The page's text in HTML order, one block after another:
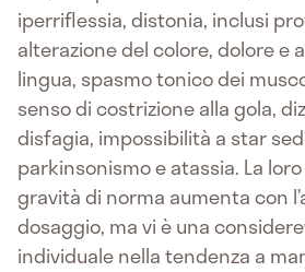
iperriflessia, distonia, inclusi
alterazione del colore, dolore e
lingua, spasmo tonico dei
senso di costrizione alla gola,
disfagia, impossibilità a star
parkinsonismo e atassia. La
gravità di norma aumenta con
dosaggio, ma vi è una
individuale nella tendenza a